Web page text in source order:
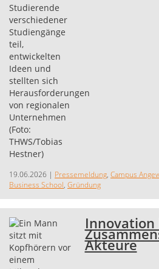
19.06.2026 | Pressemeldung, Campus
Business School, Gründung
Innovation
Akteure